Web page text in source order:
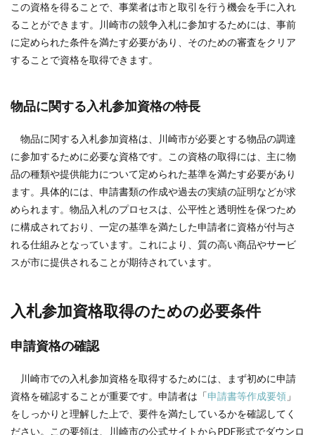
この資格を得ることで、事業者は市と取引を行う機会を手に入れ
ることができます。川崎市の競争入札に参加するためには、事前
に定められた条件を満たす必要があり、そのための審査をクリア
することで資格を取得できます。
物品に関する入札参加資格の特長
物品に関する入札参加資格は、川崎市が必要とする物品の調達
に参加するために必要な資格です。この資格の取得には、主に物
品の種類や提供能力について定められた基準を満たす必要があり
ます。具体的には、申請書類の作成や過去の実績の証明などが求
められます。物品入札のプロセスは、公平性と透明性を保つため
に構成されており、一定の基準を満たした申請者に資格が付与さ
れる仕組みとなっています。これにより、質の高い商品やサービ
スが市に提供されることが期待されています。
入札参加資格取得のための必要条件
申請資格の確認
川崎市での入札参加資格を取得するためには、まず初めに申請
資格を確認することが重要です。申請者は「申請書等作成要領 」
をしっかりと理解した上で、要件を満たしているかを確認してく
ださい。この要領は、川崎市の公式サイトからPDF形式でダウンロ